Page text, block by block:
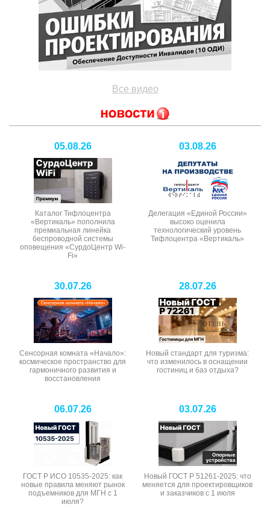
Все видео
05.08.26
Каталог Тифлоцентра
«Вертикаль» пополнила
премиальная линейка
беспроводной системы
оповещения «СурдоЦентр Wi-
Fi»
03.08.26
Делегация «Единой России»
высоко оценила
технологический уровень
Тифлоцентра «Вертикаль»
30.07.26
Сенсорная комната «Начало»:
космическое пространство для
гармоничного развития и
восстановления
28.07.26
Новый стандарт для туризма:
что изменилось в оснащении
гостиниц и баз отдыха?
06.07.26
ГОСТ Р ИСО 10535-2025: как
новые правила меняют рынок
подъемников для МГН с 1
июля?
03.07.26
Новый ГОСТ Р 51261-2025: что
меняется для проектировщиков
и заказчиков с 1 июля